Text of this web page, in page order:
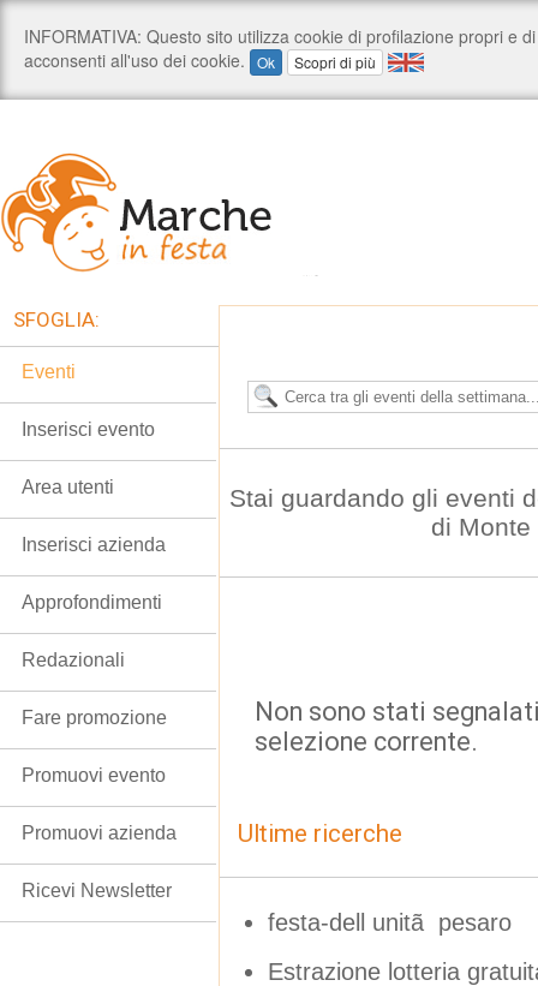
Stai guardando gli eventi
di Monte
Non sono stati
selezione corrente.
Ultime ricerche
festa-dell unitã pesaro
Estrazione lotteria
SFOGLIA:
Eventi
Inserisci evento
Area utenti
Inserisci azienda
Approfondimenti
Redazionali
Fare promozione
Promuovi evento
Promuovi azienda
Ricevi Newsletter